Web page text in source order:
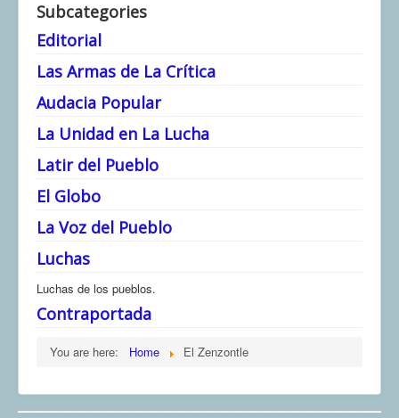
Subcategories
Editorial
Las Armas de La Crítica
Audacia Popular
La Unidad en La Lucha
Latir del Pueblo
El Globo
La Voz del Pueblo
Luchas
Luchas de los pueblos.
Contraportada
You are here: Home El Zenzontle